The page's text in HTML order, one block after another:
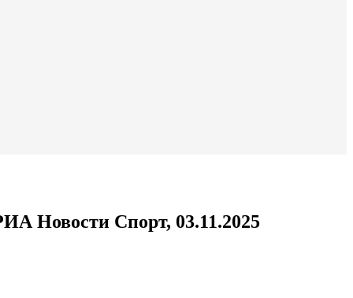
Новости Спорт, 03.11.2025